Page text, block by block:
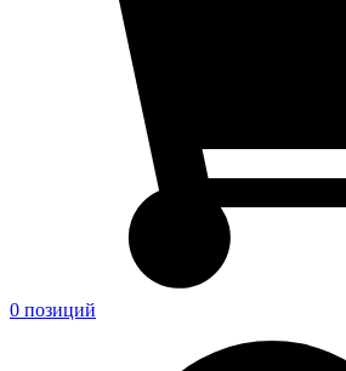
0 позиций